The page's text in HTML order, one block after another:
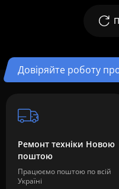
Довіряйте роботу
Ремонт техніки Новою
поштою
Працюємо поштою по всій
Україні